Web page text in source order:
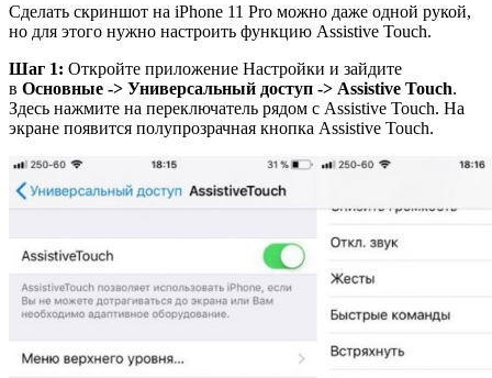
Сделать скриншот на iPhone 11 Pro можно даже одной рукой,
но для этого нужно настроить функцию Assistive Touch.
Шаг 1: Откройте приложение Настройки и зайдите
в Основные -> Универсальный доступ -> Assistive Touch.
Здесь нажмите на переключатель рядом с Assistive Touch. На
экране появится полупрозрачная кнопка Assistive Touch.